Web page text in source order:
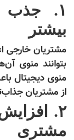
۱. جذب
بیشتر
مشتریان خارجی
بتوانند منوی
منوی دیجیتال
از مشتریان
۲.
مشتری